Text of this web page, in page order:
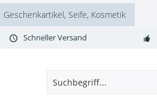
Geschenkartikel, Seife, Kosmetik
Schneller Versand